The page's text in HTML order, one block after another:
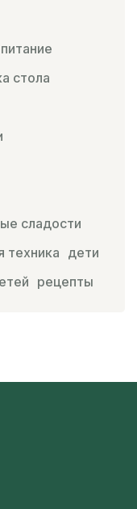
стола
сладости
техника дети
рецепты